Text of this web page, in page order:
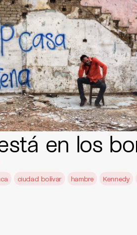
en los
ciudad bolívar hambre Kennedy